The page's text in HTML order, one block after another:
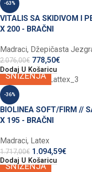
-63%
VITALIS SA SKIDIVOM I
X 200 - BRAČNI
Madraci, Džepičasta
2.076,00€ 778,50€
Dodaj U Košaricu
SNIŽENJA
-36%
BIOLINEA SOFT/FIRM //
X 195 - BRAČNI
Madraci, Latex
1.717,00€ 1.094,59€
Dodaj U Košaricu
SNIŽENJA